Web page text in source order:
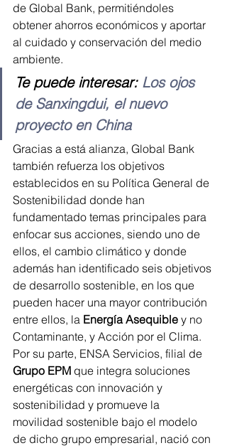
de Global Bank, permitiéndoles
obtener ahorros económicos y aportar
al cuidado y conservación del medio
ambiente.
Te puede interesar: Los ojos
de Sanxingdui, el nuevo
proyecto en China
Gracias a está alianza, Global Bank
también refuerza los objetivos
establecidos en su Política General de
Sostenibilidad donde han
fundamentado temas principales para
enfocar sus acciones, siendo uno de
ellos, el cambio climático y donde
además han identificado seis objetivos
de desarrollo sostenible, en los que
pueden hacer una mayor contribución
entre ellos, la Energía Asequible y no
Contaminante, y Acción por el Clima.
Por su parte, ENSA Servicios, filial de
Grupo EPM que integra soluciones
energéticas con innovación y
sostenibilidad y promueve la
movilidad sostenible bajo el modelo
de dicho grupo empresarial, nació con